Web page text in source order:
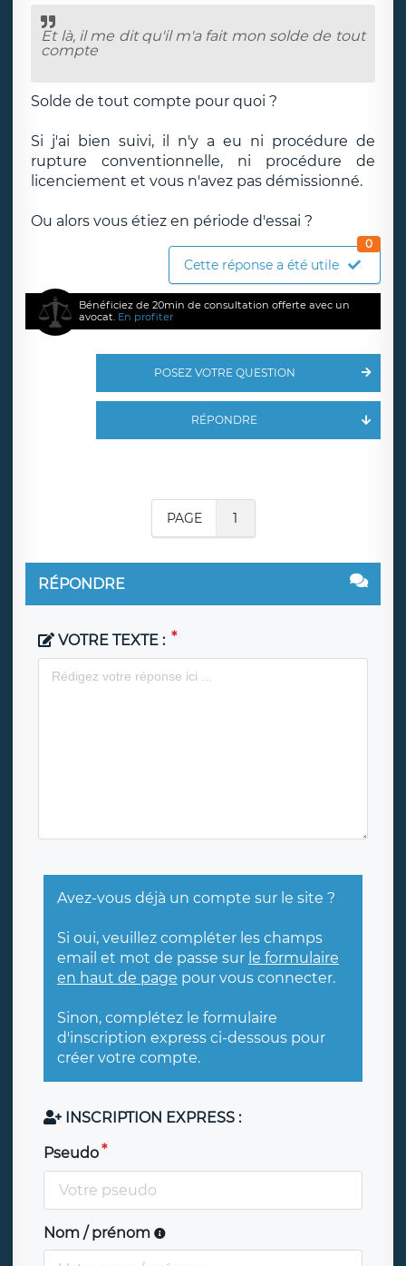
Et là, il me dit qu'il m'a fait mon solde de tout
compte
Solde de tout compte pour quoi ?
Si j'ai bien suivi, il n'y a eu ni procédure de
rupture conventionnelle, ni procédure de
licenciement et vous n'avez pas démissionné.
Ou alors vous étiez en période d'essai ?
Cette réponse a été utile
0
Bénéficiez de 20min de consultation offerte avec un
avocat. En profiter
POSEZ VOTRE QUESTION
RÉPONDRE
PAGE 1
RÉPONDRE
VOTRE TEXTE :
Avez-vous déjà un compte sur le site ?
Si oui, veuillez compléter les champs
email et mot de passe sur le formulaire
en haut de page pour vous connecter.
Sinon, complétez le formulaire
d'inscription express ci-dessous pour
créer votre compte.
INSCRIPTION EXPRESS :
Pseudo
Nom / prénom